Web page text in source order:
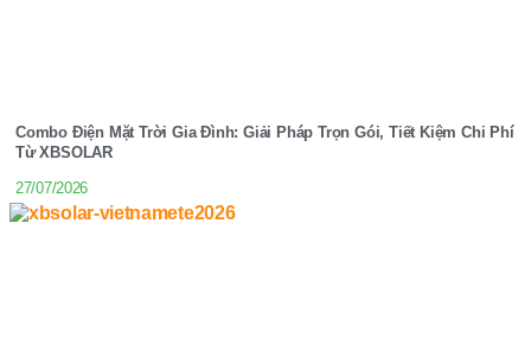
Combo Điện Mặt Trời Gia Đình: Giải Pháp Trọn Gói, Tiết Kiệm Chi Phí
Từ XBSOLAR
27/07/2026